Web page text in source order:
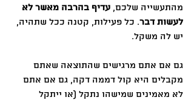
מהתעשייה שלכם, עדיף בהרבה מאשר לא
לעשות דבר. כל פעילות, קטנה ככל שתהיה,
יש לה משקל.
גם אם אתם מרגישים שהתוצאה שאתם
מקבלים היא קול דממה דקה, גם אם אתם
לא מאמינים שמישהו נתקל (או ייתקל